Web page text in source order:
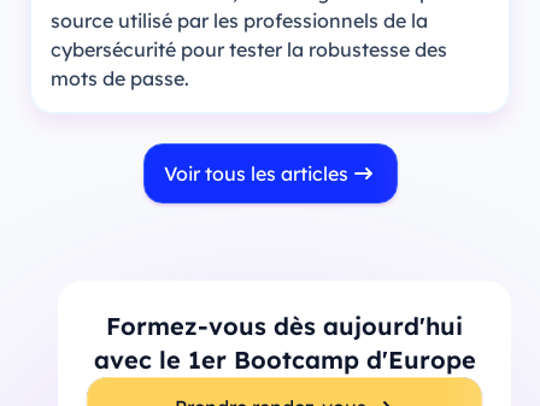
source utilisé par les professionnels de la
cybersécurité pour tester la robustesse des
mots de passe.
Voir tous les articles
Formez-vous dès aujourd'hui
avec le 1er Bootcamp d'Europe